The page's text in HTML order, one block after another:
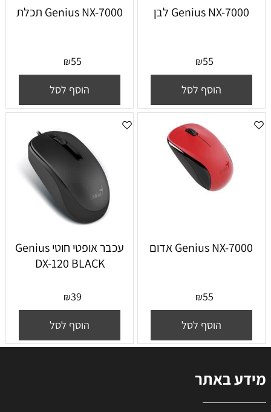
Genius NX-7000 לבן
₪55
הוסף לסל
Genius NX-7000 תכלת
₪55
הוסף לסל
Genius NX-7000 אדום
₪55
הוסף לסל
עכבר אופטי חוטי Genius
DX-120 BLACK
₪39
הוסף לסל
מידע באתר